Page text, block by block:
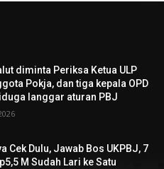
diminta Periksa Ketua ULP
Pokja, dan tiga kepala OPD
langgar aturan PBJ
Cek Dulu, Jawab Bos UKPBJ, 7
M Sudah Lari ke Satu